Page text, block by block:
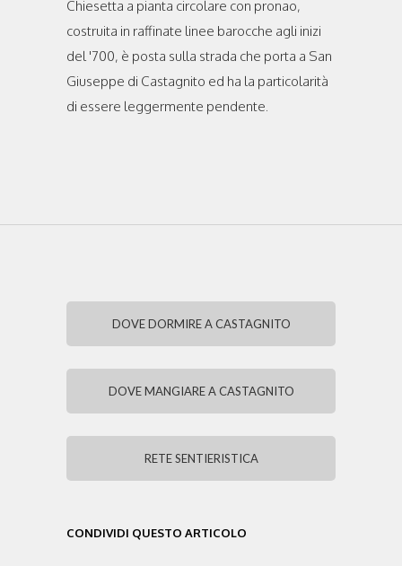
Chiesetta a pianta circolare con pronao,
costruita in raffinate linee barocche agli inizi
del '700, è posta sulla strada che porta a San
Giuseppe di Castagnito ed ha la particolarità
di essere leggermente pendente.
DOVE DORMIRE A CASTAGNITO
DOVE MANGIARE A CASTAGNITO
RETE SENTIERISTICA
CONDIVIDI QUESTO ARTICOLO